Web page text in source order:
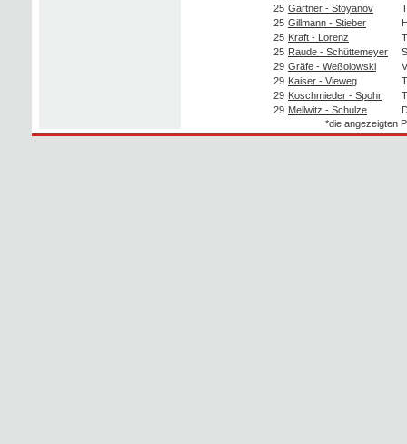
25 Gärtner - Stoyanov
25 Gillmann - Stieber
25 Kraft - Lorenz
25 Raude - Schüttemeyer
29 Gräfe - Weßolowski
29 Kaiser - Vieweg
29 Koschmieder - Spohr
29 Mellwitz - Schulze
*die angezeigten